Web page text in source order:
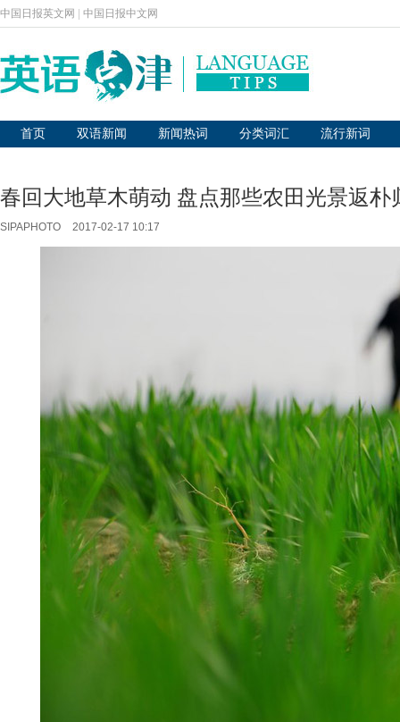
中国日报英文网 中国日报中文网
首页 双语新闻 新闻热词 分类词汇 流行新词
春回大地草木萌动 盘点那些农田光景返朴
SIPAPHOTO 2017-02-17 10:17